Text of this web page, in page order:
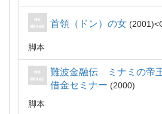
首領（ドン）の女 2001
脚本
難波金融伝 ミナミの
借金セミナー
2000
脚本